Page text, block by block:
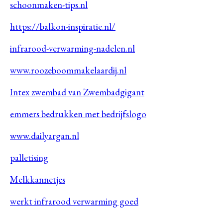
schoonmaken-tips.nl
https://balkon-inspiratie.nl/
infrarood-verwarming-nadelen.nl
www.roozeboommakelaardij.nl
Intex zwembad van Zwembadgigant
emmers bedrukken met bedrijfslogo
www.dailyargan.nl
palletising
Melkkannetjes
werkt infrarood verwarming goed